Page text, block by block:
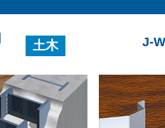
土木 J-